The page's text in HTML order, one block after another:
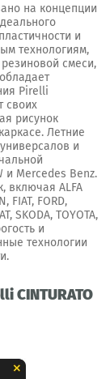
на концепции
и
технологиям,
смеси,
Pirelli
своих
рисунок
Летние
и
и Mercedes Benz.
включая ALFA
FIAT, FORD,
SKODA, TOYOTA,
и
технологии